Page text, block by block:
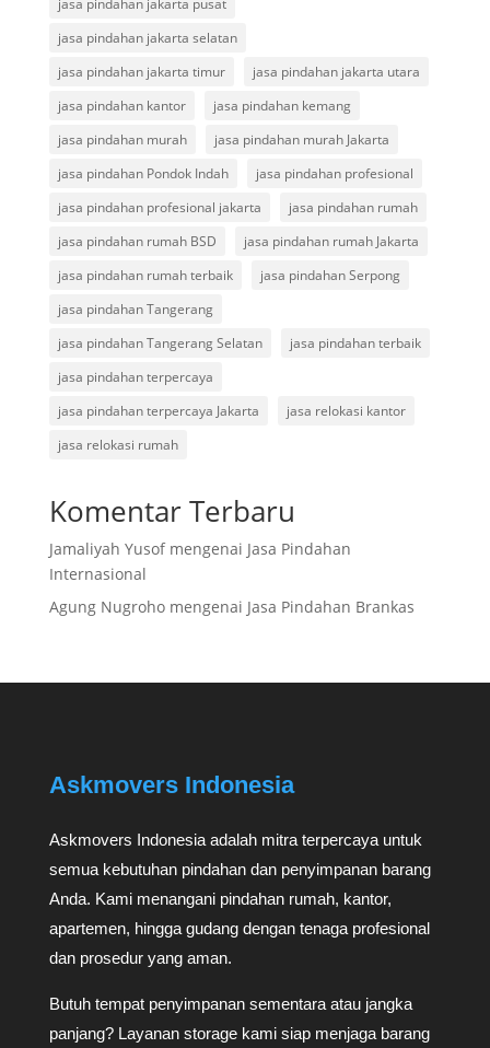
jasa pindahan jakarta selatan
jasa pindahan jakarta timur
jasa pindahan jakarta utara
jasa pindahan kantor
jasa pindahan kemang
jasa pindahan murah
jasa pindahan murah Jakarta
jasa pindahan Pondok Indah
jasa pindahan profesional
jasa pindahan profesional jakarta
jasa pindahan rumah
jasa pindahan rumah BSD
jasa pindahan rumah Jakarta
jasa pindahan rumah terbaik
jasa pindahan Serpong
jasa pindahan Tangerang
jasa pindahan Tangerang Selatan
jasa pindahan terbaik
jasa pindahan terpercaya
jasa pindahan terpercaya Jakarta
jasa relokasi kantor
jasa relokasi rumah
Komentar Terbaru
Jamaliyah Yusofmengenai Jasa Pindahan
Internasional
Agung Nugrohomengenai Jasa Pindahan Brankas
Askmovers Indonesia
Askmovers Indonesia adalah mitra terpercaya untuk
semua kebutuhan pindahan dan penyimpanan barang
Anda. Kami menangani pindahan rumah, kantor,
apartemen, hingga gudang dengan tenaga profesional
dan prosedur yang aman.
Butuh tempat penyimpanan sementara atau jangka
panjang? Layanan storage kami siap menjaga barang